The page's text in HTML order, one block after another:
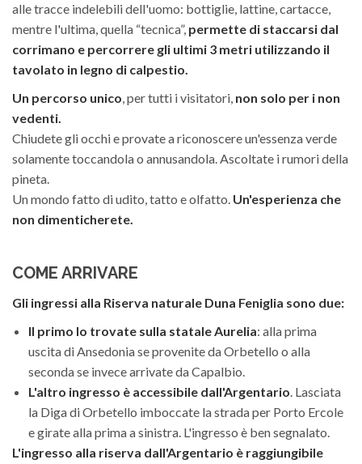
alle tracce indelebili dell'uomo: bottiglie, lattine, cartacce,
mentre l'ultima, quella “tecnica”, permette di staccarsi dal
corrimano e percorrere gli ultimi 3 metri utilizzando il
tavolato in legno di calpestio.
Un percorso unico, per tutti i visitatori, non solo per i non
vedenti.
Chiudete gli occhi e provate a riconoscere un'essenza verde
solamente toccandola o annusandola. Ascoltate i rumori della
pineta.
Un mondo fatto di udito, tatto e olfatto. Un'esperienza che
non dimenticherete.
COME ARRIVARE
Gli ingressi alla Riserva naturale Duna Feniglia sono due:
Il primo lo trovate sulla statale Aurelia: alla prima
uscita di Ansedonia se provenite da Orbetello o alla
seconda se invece arrivate da Capalbio.
L'altro ingresso è accessibile dall'Argentario. Lasciata
la Diga di Orbetello imboccate la strada per Porto Ercole
e girate alla prima a sinistra. L'ingresso è ben segnalato.
L'ingresso alla riserva dall'Argentario è raggiungibile